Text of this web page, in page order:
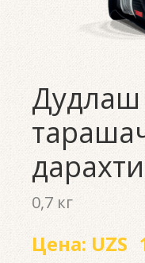
Дудлаш
дарахти
0,7 кг
Цена: UZS